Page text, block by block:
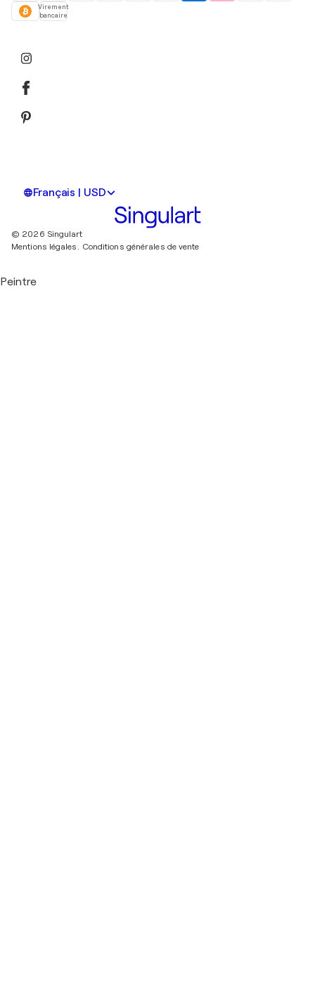
Virement
bancaire
Français | USD
© 2026 Singulart
Mentions légales. Conditions générales de vente
Peintre